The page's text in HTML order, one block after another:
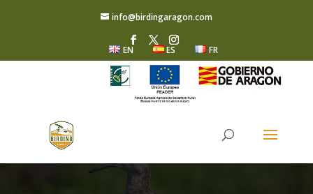
info@birdingaragon.com
EN ES FR